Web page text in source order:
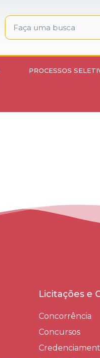
PROCESSOS
Licitações e
Concorrência
Concursos